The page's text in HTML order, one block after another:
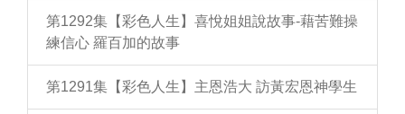
第1292集【彩色人生】喜悅姐姐說故事-藉苦難操
練信心 羅百加的故事
第1291集【彩色人生】主恩浩大 訪黃宏恩神學生